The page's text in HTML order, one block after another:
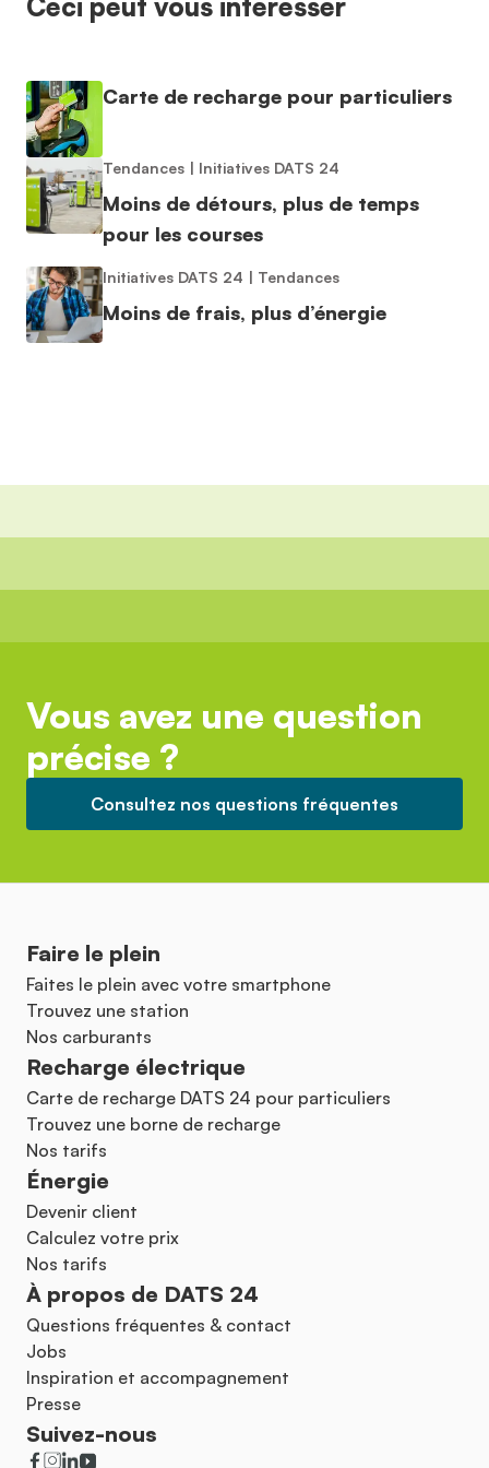
Ceci peut vous intéresser
Carte de recharge pour particuliers
Tendances | Initiatives DATS 24
Moins de détours, plus de temps
pour les courses
Initiatives DATS 24 | Tendances
Moins de frais, plus d’énergie
Vous avez une question
précise ?
Consultez nos questions fréquentes
Faire le plein
Faites le plein avec votre smartphone
Trouvez une station
Nos carburants
Recharge électrique
Carte de recharge DATS 24 pour particuliers
Trouvez une borne de recharge
Nos tarifs
Énergie
Devenir client
Calculez votre prix
Nos tarifs
À propos de DATS 24
Questions fréquentes & contact
Jobs
Inspiration et accompagnement
Presse
Suivez-nous